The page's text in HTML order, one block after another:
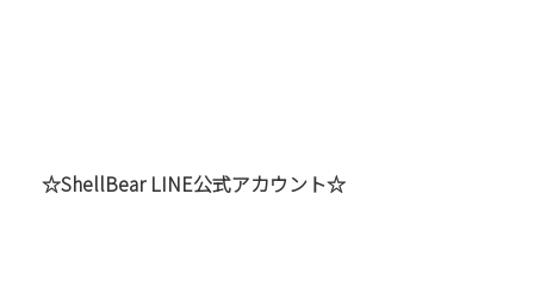
☆ShellBear LINE公式アカウント☆